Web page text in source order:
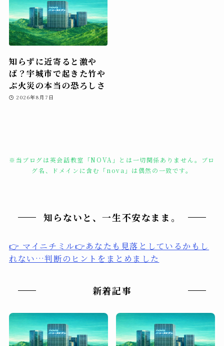
知らずに近寄ると激や
ば？宇城市で起きた竹や
ぶ火災の本当の恐ろしさ
2026年8月7日
※当ブログは英会話教室「NOVA」とは一切関係ありません。ブロ
グ名、ドメインに含む「nova」は偶然の一致です。
知らないと、一生不安なまま。
👉 マイニチミル👉あなたも見落としているかもし
れない…判断のヒントをまとめました
新着記事